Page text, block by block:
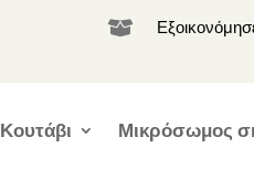

Κουτάβι Μικρόσωμος